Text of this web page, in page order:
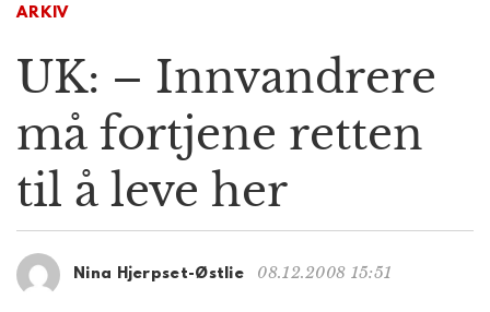
a
a
t
i
n
ARKIV
UK: – Innvandrere
må fortjene retten
til å leve her
Nina Hjerpset-Østlie 08.12.2008 15:51